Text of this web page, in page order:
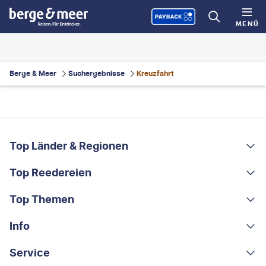
MENÜ
Berge & Meer Suchergebnisse Kreuzfahrt
Footer navigation
Top Länder & Regionen
Portugal
Albanien
Griechenland
Top Reedereien
AIDA
MSC Cruises
Costa Kreuzfahrten
Top Themen
Rundreisen
Kleingruppen-Rundreisen
Info
Über uns
Service